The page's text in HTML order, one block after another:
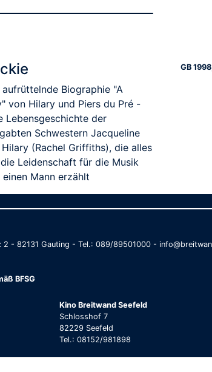
Biographie "A
von Hilary und Piers du Pré -
Lebensgeschichte der
Schwestern Jacqueline
(Rachel Griffiths), die alles
Leidenschaft für die Musik
Mann erzählt
GB
- 82131 Gauting - Tel.: 089/89501000 -
BFSG
Kino Breitwand Seefeld
Schlosshof 7
82229 Seefeld
Tel.: 08152/981898